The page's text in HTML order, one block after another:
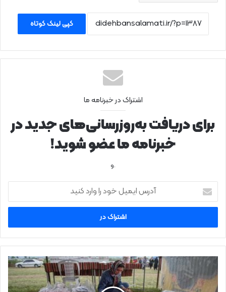
کپی لینک کوتاه
اشتراک در خبرنامه ما
برای دریافت به‌روزرسانی‌های جدید در
خبرنامه ما عضو شوید!
.و
ر
ا
ی
ی
ل
خ
ل
و